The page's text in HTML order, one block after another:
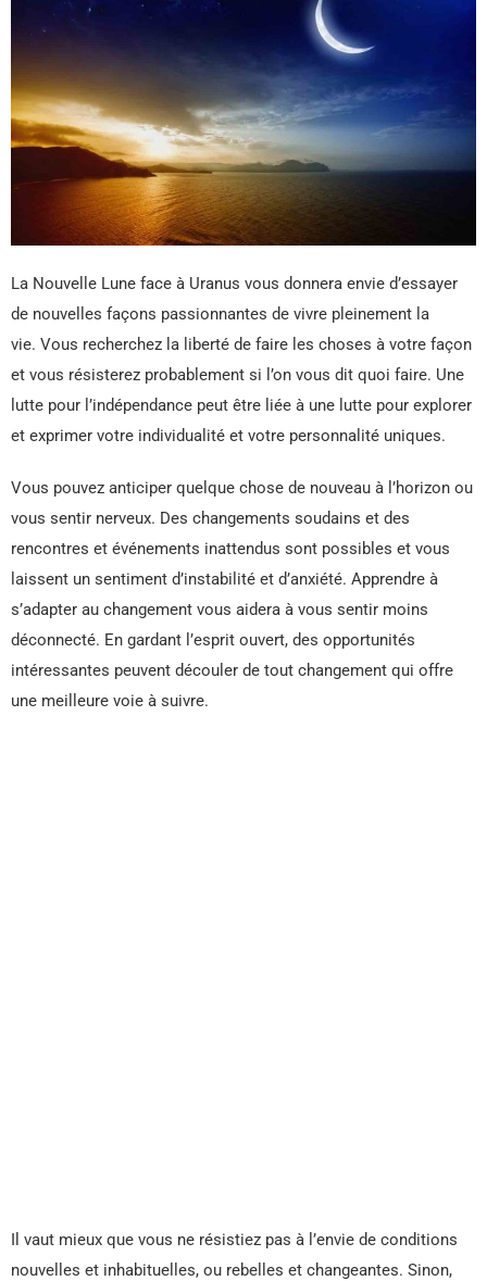
La Nouvelle Lune face à Uranus vous donnera envie d’essayer
de nouvelles façons passionnantes de vivre pleinement la
vie. Vous recherchez la liberté de faire les choses à votre façon
et vous résisterez probablement si l’on vous dit quoi faire. Une
lutte pour l’indépendance peut être liée à une lutte pour explorer
et exprimer votre individualité et votre personnalité uniques.
Vous pouvez anticiper quelque chose de nouveau à l’horizon ou
vous sentir nerveux. Des changements soudains et des
rencontres et événements inattendus sont possibles et vous
laissent un sentiment d’instabilité et d’anxiété. Apprendre à
s’adapter au changement vous aidera à vous sentir moins
déconnecté. En gardant l’esprit ouvert, des opportunités
intéressantes peuvent découler de tout changement qui offre
une meilleure voie à suivre.
Il vaut mieux que vous ne résistiez pas à l’envie de conditions
nouvelles et inhabituelles, ou rebelles et changeantes. Sinon,